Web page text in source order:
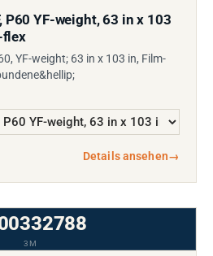
P60 YF-weight, 63 in x 103
flex
YF-weight; 63 in x 103 in, Film-
Details ansehen→
3M